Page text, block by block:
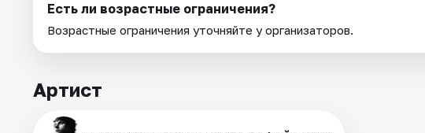
Есть ли возрастные ограничения?
Возрастные ограничения уточняйте у организаторов.
Артист